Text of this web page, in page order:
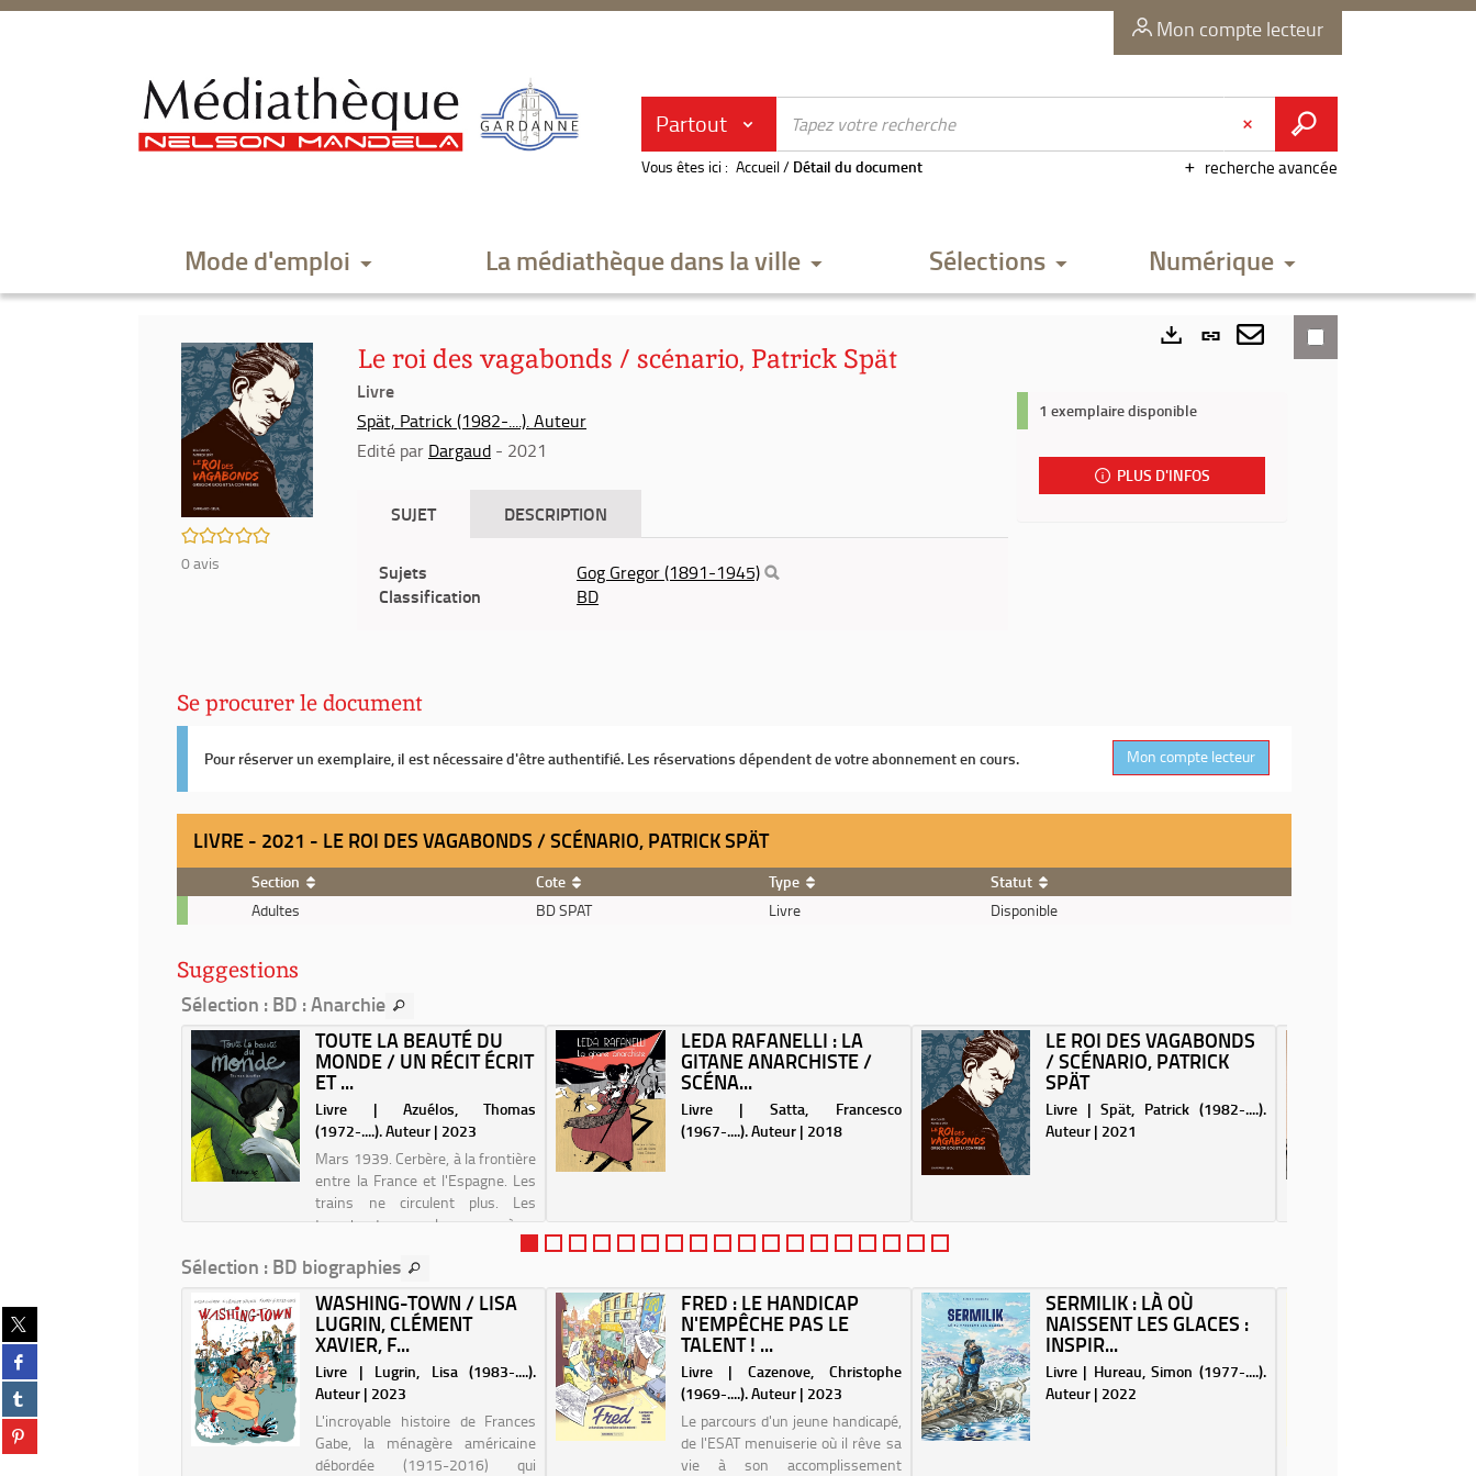
recherche
Mon compte lecteur
Partout
recherche avancée
Vous êtes ici : Accueil/ Détail du document
Mode d'emploi La médiathèque dans la ville Sélections Numérique
Partager
sur
twitter
(Nouvelle
fenêtre)
Partager
sur
facebook
(Nouvelle
fenêtre)
Partager
sur
tumblr
(Nouvelle
Partager
sur
/5
0avis
Le roi des vagabonds / scénario, Patrick Spät
Livre
Spät, Patrick (1982-....). Auteur
Edité par Dargaud - 2021
SUJET DESCRIPTION
Sujets Gog Gregor (1891-1945)
Classification BD
Lien
permanent
fenêtre)
Envoyer
mail
1 exemplaire disponible
PLUS D'INFOS
Se procurer le document
Pour réserver un exemplaire, il est nécessaire d'être authentifié. Les réservations dépendent de votre abonnement en cours. Mon compte lecteur
LIVRE - 2021 - LE ROI DES VAGABONDS / SCÉNARIO, PATRICK SPÄT
-
-
Le
roi
des
vagabonds
scénario,
Patrick
Spät
Section Cote Type
Statut
Adultes
BD SPAT Livre Disponible
Suggestions
Sélection : BD : Anarchie
TOUTE LA BEAUTÉ DU
MONDE / UN RÉCIT ÉCRIT
ET ...
Livre | Azuélos, Thomas
(1972-....). Auteur | 2023
Mars 1939. Cerbère, à la frontière
entre la France et l'Espagne. Les
trains ne circulent plus. Les
transbordeuses – les « orangères
qui pourrissent sur place. Sur la
LEDA RAFANELLI : LA
GITANE ANARCHISTE /
SCÉNA...
Livre | Satta, Francesco
(1967-....). Auteur | 2018
LE ROI DES VAGABONDS
/ SCÉNARIO, PATRICK
SPÄT
Livre | Spät, Patrick (1982-....).
Auteur | 2021
Sélection : BD biographies
WASHING-TOWN / LISA
LUGRIN, CLÉMENT
XAVIER, F...
Livre | Lugrin, Lisa (1983-....).
Auteur | 2023
L'incroyable histoire de Frances
Gabe, la ménagère américaine
débordée (1915-2016) qui
FRED : LE HANDICAP
N'EMPÊCHE PAS LE
TALENT ! ...
Livre | Cazenove, Christophe
(1969-....). Auteur | 2023
Le parcours d'un jeune handicapé,
de l'ESAT menuiserie où il rêve sa
vie à son accomplissement
SERMILIK : LÀ OÙ
NAISSENT LES GLACES :
INSPIR...
Livre | Hureau, Simon (1977-....).
Auteur | 2022
SERGE
: UN COMBAT
L...
Pascal (1969-....).